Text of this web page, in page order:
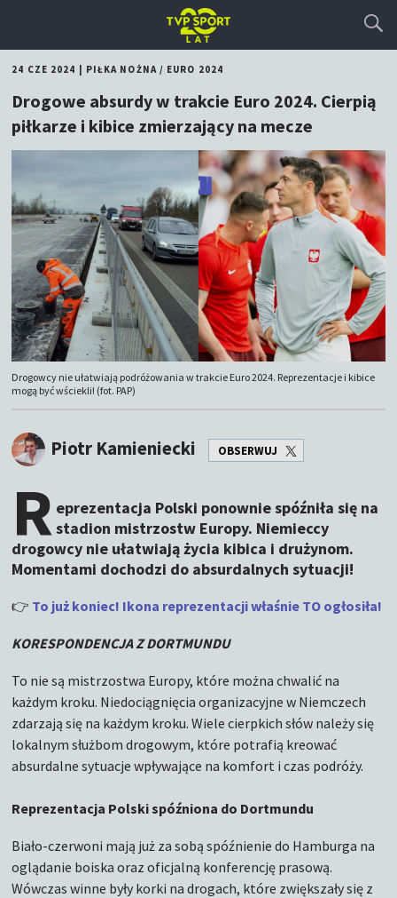
24 CZE 2024 PIŁKA NOŻNA/ EURO 2024
Drogowe absurdy w trakcie Euro 2024. Cierpią
piłkarze i kibice zmierzający na mecze
Drogowcy nie ułatwiają podróżowania w trakcie Euro 2024. Reprezentacje i kibice
mogą być wściekli! (fot. PAP)
Piotr Kamieniecki OBSERWUJ
R eprezentacja Polski ponownie spóźniła się na
stadion mistrzostw Europy. Niemieccy
drogowcy nie ułatwiają życia kibica i drużynom.
Momentami dochodzi do absurdalnych sytuacji!
👉 To już koniec! Ikona reprezentacji właśnie TO ogłosiła!
KORESPONDENCJA Z DORTMUNDU
To nie są mistrzostwa Europy, które można chwalić na
każdym kroku. Niedociągnięcia organizacyjne w Niemczech
zdarzają się na każdym kroku. Wiele cierpkich słów należy się
lokalnym służbom drogowym, które potrafią kreować
absurdalne sytuacje wpływające na komfort i czas podróży.
Reprezentacja Polski spóźniona do Dortmundu
Biało-czerwoni mają już za sobą spóźnienie do Hamburga na
oglądanie boiska oraz oficjalną konferencję prasową.
Wówczas winne były korki na drogach, które zwiększały się z